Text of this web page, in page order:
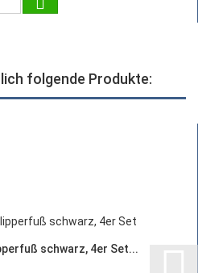
folgende Produkte:
schwarz, 4er Set...